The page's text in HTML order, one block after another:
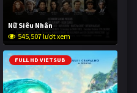
Nữ Siêu Nhân
545,507 lượt xem
FULL HD VIETSUB